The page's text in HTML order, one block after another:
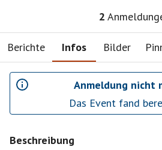
2
Berichte Infos Bilder
Anmeldung nicht
Das Event fand
Beschreibung